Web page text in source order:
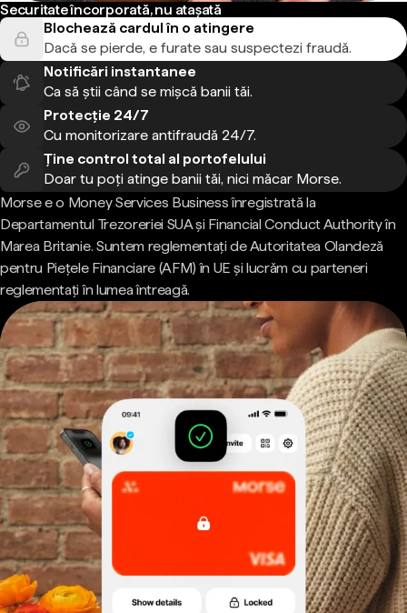
Securitate încorporată, nu atașată
Blochează cardul în o atingere
Dacă se pierde, e furate sau suspectezi fraudă.
Notificări instantanee
Ca să știi când se mișcă banii tăi.
Protecție 24/7
Cu monitorizare antifraudă 24/7.
Ține control total al portofelului
Doar tu poți atinge banii tăi, nici măcar Morse.
Morse e o Money Services Business înregistrată la
Departamentul Trezoreriei SUA și Financial Conduct Authority în
Marea Britanie. Suntem reglementați de Autoritatea Olandeză
pentru Piețele Financiare (AFM) în UE și lucrăm cu parteneri
reglementați în lumea întreagă.